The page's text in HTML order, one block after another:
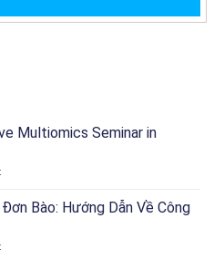
Multiomics Seminar in
ở
Integrative
in
Bào: Hướng Dẫn Về Công
ở